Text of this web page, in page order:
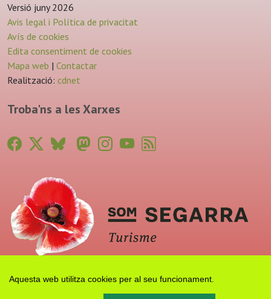
Aquesta web utilitza cookies per al seu funcionament.
Versió juny 2026
Avis legal i Política de privacitat
Avís de cookies
Edita consentiment de cookies
Mapa web | Contactar
Realització: cdnet
Troba'ns a les Xarxes